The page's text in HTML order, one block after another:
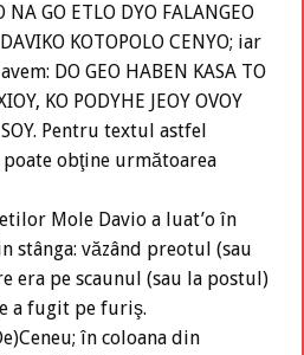
NA GO ETLO DYO FALANGEO
KOTOPOLO CENYO; iar
DO GEO HABEN KASA TO
KO PODYHE JEOY OVOY
SOY. Pentru textul astfel
obţine următoarea
Mole Davio a luat’o în
stânga: văzând preotul (sau
era pe scaunul (sau la postul)
a fugit pe furiş.
în coloana din